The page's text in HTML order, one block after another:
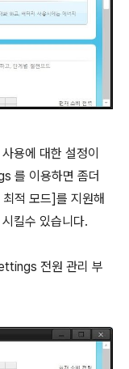
용에 대한 설정이
를 이용하면 좀더
적 모드]를 지원해
킬수 있습니다.
전원 관리 부